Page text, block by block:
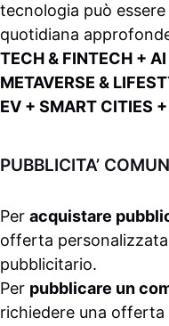
tecnologia può
quotidiana
TECH & FINTECH +
METAVERSE &
EV + SMART CITIES
PUBBLICITA’
Per acquistare
offerta
pubblicitario.
Per pubblicare un
richiedere una